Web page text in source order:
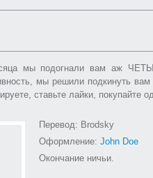
мы подогнали вам аж
мы решили подкинуть
ставьте лайки, покупайте
Перевод: Brodsky
Оформление: John Doe
Окончание ничьи.